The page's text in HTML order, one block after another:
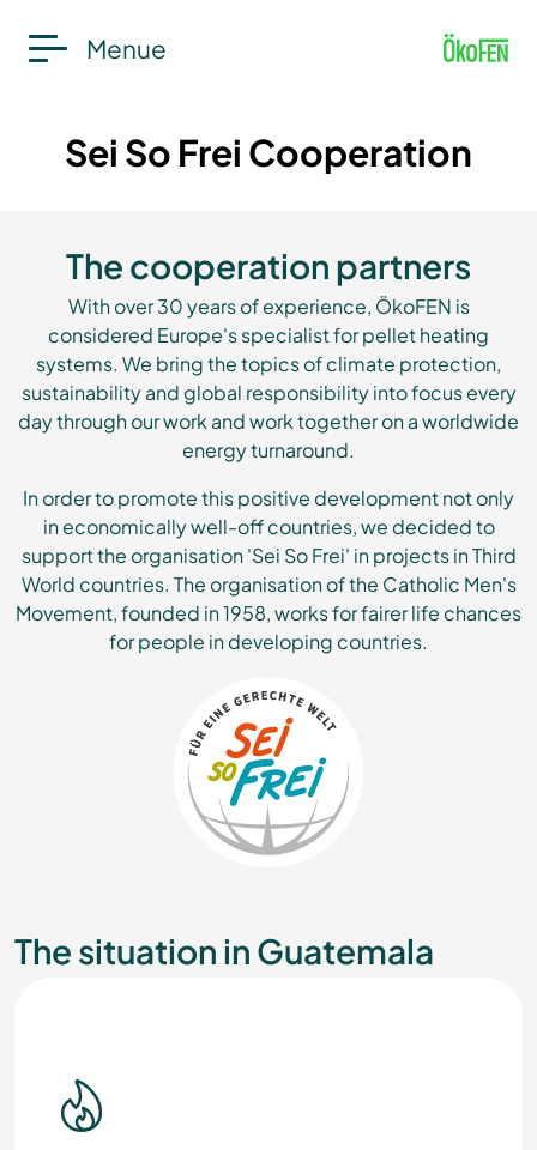
Menue
Sei So Frei Cooperation
The cooperation partners
With over 30 years of experience, ÖkoFEN is
considered Europe's specialist for pellet heating
systems. We bring the topics of climate protection,
sustainability and global responsibility into focus every
day through our work and work together on a worldwide
energy turnaround.
In order to promote this positive development not only
in economically well-off countries, we decided to
support the organisation 'Sei So Frei' in projects in Third
World countries. The organisation of the Catholic Men's
Movement, founded in 1958, works for fairer life chances
for people in developing countries.
The situation in Guatemala